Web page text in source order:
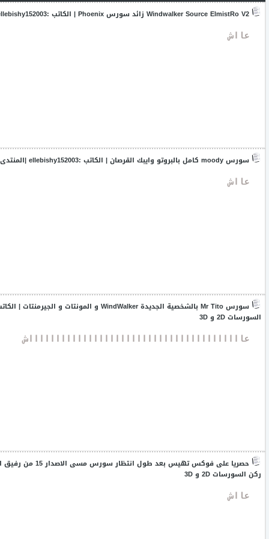
كلينت 5095 أخرة الننجاWindwalker Source ElmistRo V2 زائد سورس Phoenix | الكاتب :
عااش
سورس moody كامل بالبروتو وايبك القرصان | الكاتب :ellebishy152003
عااش
سورس Mr Tito بالشخصية الجديدة WindWalker و المونتات و الجيرمنتات
|
السورسات 2D و 3D
عااااااااااااااااااااااااااااااااااااااااش
حصريا على فوكس تهيس بعد طول انتظار سورس مسى الاصدار 15 من رفيق القلم
ركن السورسات 2D و 3D
عااش